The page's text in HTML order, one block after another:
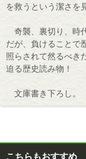
を救うという潔さを
奇襲、裏切り、時
だが、負けることで
照らされて然るべき
迫る歴史読み物！
文庫書き下ろし。
こちらもおすすめ